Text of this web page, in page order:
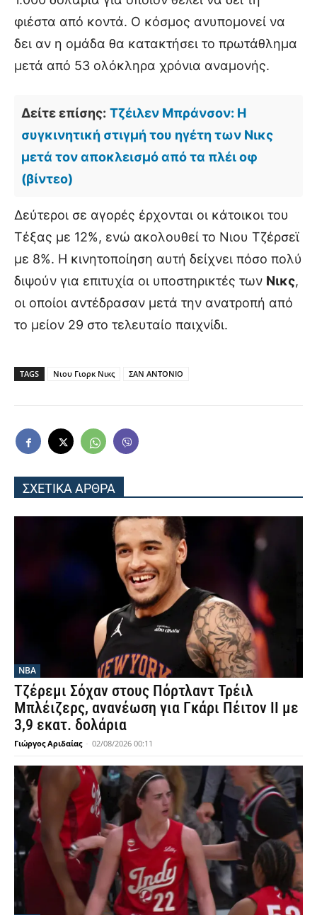
φιέστα από κοντά. Ο κόσμος ανυπομονεί να
δει αν η ομάδα θα κατακτήσει το πρωτάθλημα
μετά από 53 ολόκληρα χρόνια αναμονής.
Δείτε επίσης: Τζέιλεν Μπράνσον: Η
συγκινητική στιγμή του ηγέτη των Νικς
μετά τον αποκλεισμό από τα πλέι οφ
(βίντεο)
Δεύτεροι σε αγορές έρχονται οι κάτοικοι του
Τέξας με 12%, ενώ ακολουθεί το Νιου Τζέρσεϊ
με 8%. Η κινητοποίηση αυτή δείχνει πόσο πολύ
διψούν για επιτυχία οι υποστηρικτές των Νικς,
οι οποίοι αντέδρασαν μετά την ανατροπή από
το μείον 29 στο τελευταίο παιχνίδι.
TAGS Νιου Γιορκ Νικς ΣΑΝ ΑΝΤΟΝΙΟ
ΣΧΕΤΙΚΑ ΑΡΘΡΑ
NBA
Τζέρεμι Σόχαν στους Πόρτλαντ Τρέιλ
Μπλέιζερς, ανανέωση για Γκάρι Πέιτον ΙΙ με
3,9 εκατ. δολάρια
Γιώργος Αριδαίας - 02/08/2026 00:11